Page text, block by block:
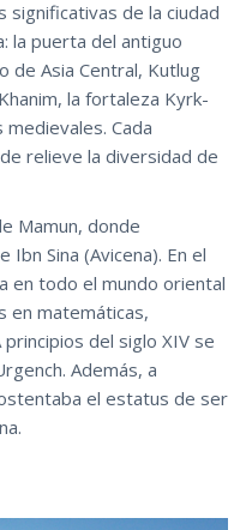
significativas de la ciudad
la puerta del antiguo
de Asia Central, Kutlug
la fortaleza Kyrk-
Cada
relieve la diversidad de
Mamun, donde
Sina (Avicena). En el
en todo el mundo oriental
en matemáticas,
del siglo XIV se
Además, a
el estatus de ser